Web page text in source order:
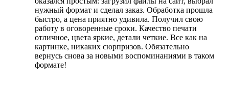
нужный формат и сделал заказ. Обработка прошла
быстро, а цена приятно удивила. Получил свою
работу в оговоренные сроки. Качество печати
отличное, цвета яркие, детали четкие. Все как на
картинке, никаких сюрпризов. Обязательно
вернусь снова за новыми воспоминаниями в таком
формате!